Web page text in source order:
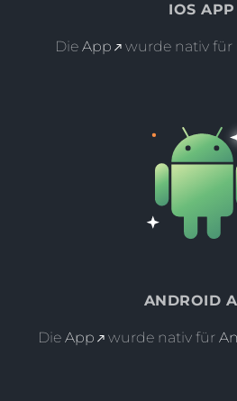
IOS APP
Die App wurde nativ für
ANDROID
Die App wurde nativ für